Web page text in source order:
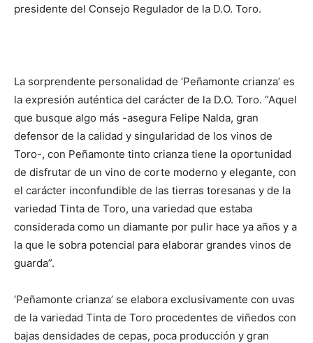
presidente del Consejo Regulador de la D.O. Toro.
La sorprendente personalidad de ‘Peñamonte crianza’ es
la expresión auténtica del carácter de la D.O. Toro. “Aquel
que busque algo más -asegura Felipe Nalda, gran
defensor de la calidad y singularidad de los vinos de
Toro-, con Peñamonte tinto crianza tiene la oportunidad
de disfrutar de un vino de corte moderno y elegante, con
el carácter inconfundible de las tierras toresanas y de la
variedad Tinta de Toro, una variedad que estaba
considerada como un diamante por pulir hace ya años y a
la que le sobra potencial para elaborar grandes vinos de
guarda”.
‘Peñamonte crianza’ se elabora exclusivamente con uvas
de la variedad Tinta de Toro procedentes de viñedos con
bajas densidades de cepas, poca producción y gran